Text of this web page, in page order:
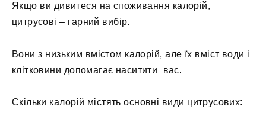
Якщо ви дивитеся на споживання калорій,
цитрусові – гарний вибір.
Вони з низьким вмістом калорій, але їх вміст води і
клітковини допомагає наситити вас.
Скільки калорій містять основні види цитрусових: